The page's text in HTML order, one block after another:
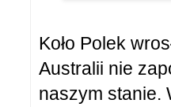
Koło Polek
Australii nie
naszym stanie.